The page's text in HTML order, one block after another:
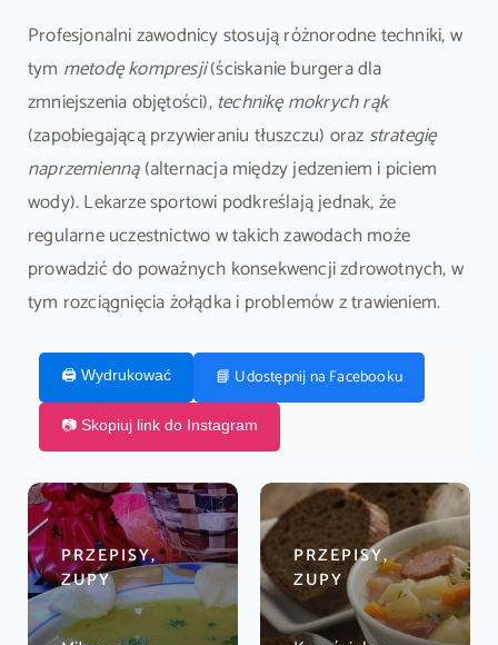
Profesjonalni zawodnicy stosują różnorodne techniki, w
tym metodę kompresji(ściskanie burgera dla
zmniejszenia objętości), technikę mokrych rąk
(zapobiegającą przywieraniu tłuszczu) oraz strategię
naprzemienną(alternacja między jedzeniem i piciem
wody). Lekarze sportowi podkreślają jednak, że
regularne uczestnictwo w takich zawodach może
prowadzić do poważnych konsekwencji zdrowotnych, w
tym rozciągnięcia żołądka i problemów z trawieniem.
🖨️ Wydrukować 📘 Udostępnij na Facebooku
📷 Skopiuj link do Instagram
PRZEPISY,
ZUPY
PRZEPISY,
ZUPY